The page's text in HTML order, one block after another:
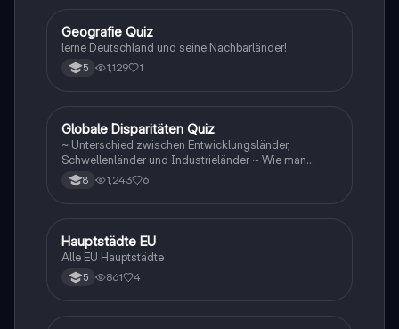
GGeographie/Erdkunde
Geografie Quiz
lerne Deutschland und seine Nachbarländer!
5 1,129 1
GGeographie/Erdkunde
Globale Disparitäten Quiz
~ Unterschied zwischen Entwicklungsländer,
Schwellenländer und Industrieländer ~ Wie man
gegen die Disparitäten kämpfen sollte
8 1,243 6
HGeographie/Erdkunde
Hauptstädte EU
Alle EU Hauptstädte
5 861 4